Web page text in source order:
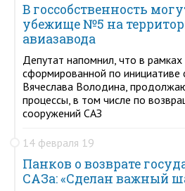
В госсобственность
убежище №5 на
авиазавода
Депутат напомнил, что в рамках
сформированной по инициативе
Вячеслава Володина,
процессы, в том числе по
сооружений САЗ
14 февраля 19
Панков о возврате
САЗа: «Сделан важный